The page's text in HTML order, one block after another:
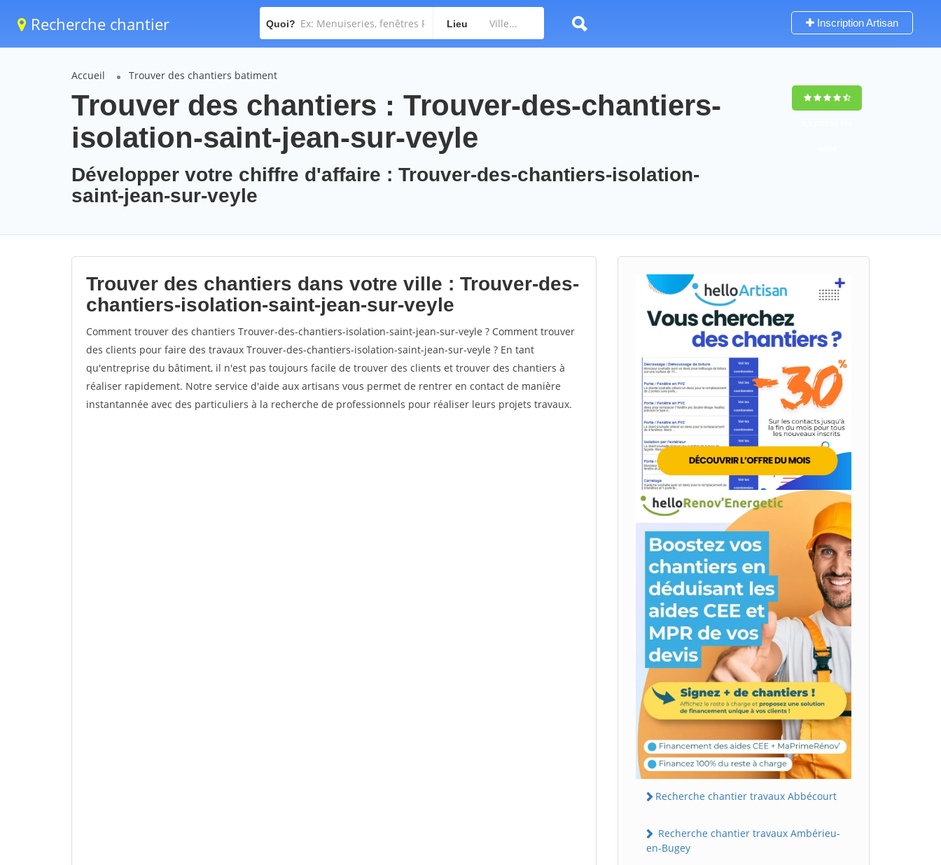
Recherche chantier Quoi? Lieu Inscription Artisan
Accueil Trouver des chantiers batiment
Trouver des chantiers : Trouver-des-chantiers-
isolation-saint-jean-sur-veyle
Développer votre chiffre d'affaire : Trouver-des-chantiers-isolation-
saint-jean-sur-veyle
Trouver des chantiers dans votre ville : Trouver-des-
chantiers-isolation-saint-jean-sur-veyle
Comment trouver des chantiers Trouver-des-chantiers-isolation-saint-jean-sur-veyle ? Comment trouver
des clients pour faire des travaux Trouver-des-chantiers-isolation-saint-jean-sur-veyle ? En tant
qu'entreprise du bâtiment, il n'est pas toujours facile de trouver des clients et trouver des chantiers à
réaliser rapidement. Notre service d'aide aux artisans vous permet de rentrer en contact de manière
instantannée avec des particuliers à la recherche de professionnels pour réaliser leurs projets travaux.
Recherche chantier travaux Abbécourt
Recherche chantier travaux Ambérieu-
en-Bugey